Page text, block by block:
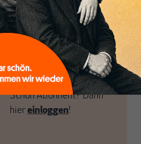
einfach dem Button.
ABONNIEREN SIE
MAKROSKOP
Schon Abonnent? Dann
hiereinloggen!